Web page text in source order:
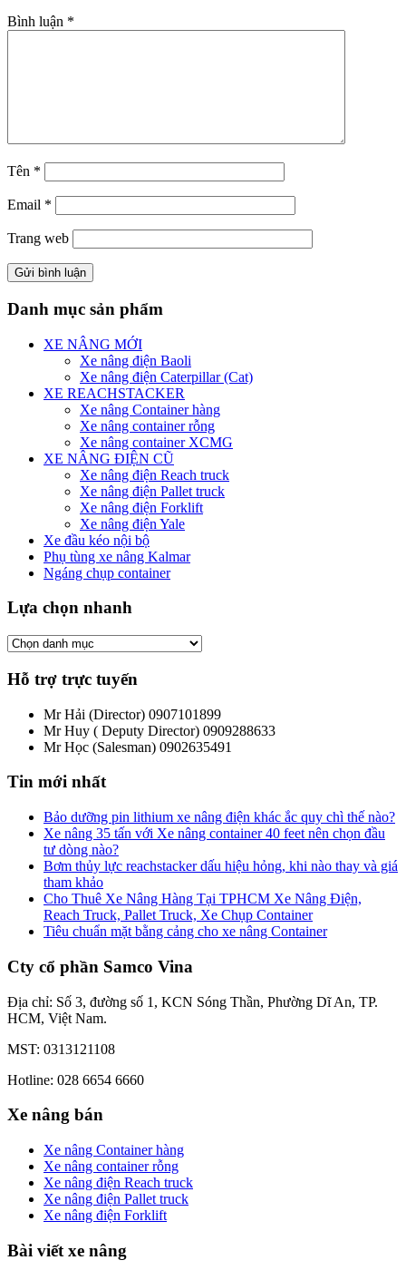
Bình luận *
Tên *
Email *
Trang web
Danh mục sản phẩm
XE NÂNG MỚI
Xe nâng điện Baoli
Xe nâng điện Caterpillar (Cat)
XE REACHSTACKER
Xe nâng Container hàng
Xe nâng container rỗng
Xe nâng container XCMG
XE NÂNG ĐIỆN CŨ
Xe nâng điện Reach truck
Xe nâng điện Pallet truck
Xe nâng điện Forklift
Xe nâng điện Yale
Xe đầu kéo nội bộ
Phụ tùng xe nâng Kalmar
Ngáng chụp container
Lựa chọn nhanh
Hỗ trợ trực tuyến
Mr Hải (Director) 0907101899
Mr Huy ( Deputy Director) 0909288633
Mr Học (Salesman) 0902635491
Tin mới nhất
Bảo dưỡng pin lithium xe nâng điện khác ắc quy chì thế nào?
Xe nâng 35 tấn với Xe nâng container 40 feet nên chọn đầu
tư dòng nào?
Bơm thủy lực reachstacker dấu hiệu hỏng, khi nào thay và giá
tham khảo
Cho Thuê Xe Nâng Hàng Tại TPHCM Xe Nâng Điện,
Reach Truck, Pallet Truck, Xe Chụp Container
Tiêu chuẩn mặt bằng cảng cho xe nâng Container
Cty cổ phần Samco Vina
Địa chỉ: Số 3, đường số 1, KCN Sóng Thần, Phường Dĩ An, TP.
HCM, Việt Nam.
MST: 0313121108
Hotline: 028 6654 6660
Xe nâng bán
Xe nâng Container hàng
Xe nâng container rỗng
Xe nâng điện Reach truck
Xe nâng điện Pallet truck
Xe nâng điện Forklift
Bài viết xe nâng